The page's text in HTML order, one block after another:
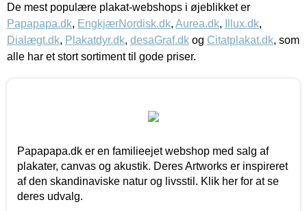
De mest populære plakat-webshops i øjeblikket er
Papapapa.dk, EngkjærNordisk.dk, Aurea.dk, Illux.dk,
Dialægt.dk, Plakatdyr.dk, desaGraf.dk og Citatplakat.dk, som
alle har et stort sortiment til gode priser.
Papapapa.dk er en familieejet webshop med salg af
plakater, canvas og akustik. Deres Artworks er inspireret
af den skandinaviske natur og livsstil. Klik her for at se
deres udvalg.